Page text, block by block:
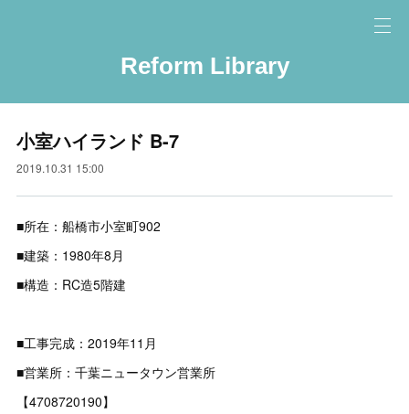
Reform Library
小室ハイランド B-7
2019.10.31 15:00
■所在：船橋市小室町902
■建築：1980年8月
■構造：RC造5階建
■工事完成：2019年11月
■営業所：千葉ニュータウン営業所
【4708720190】